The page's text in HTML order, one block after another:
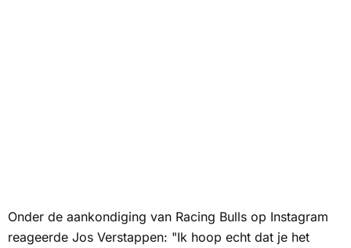
Onder de aankondiging van Racing Bulls op Instagram
reageerde Jos Verstappen: "Ik hoop echt dat je het